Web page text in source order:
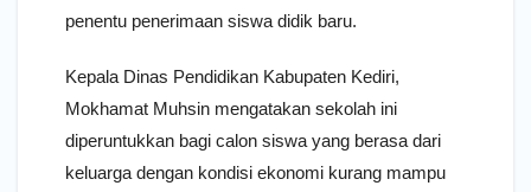
penentu penerimaan siswa didik baru.
Kepala Dinas Pendidikan Kabupaten Kediri,
Mokhamat Muhsin mengatakan sekolah ini
diperuntukkan bagi calon siswa yang berasa dari
keluarga dengan kondisi ekonomi kurang mampu